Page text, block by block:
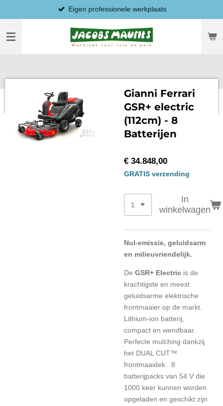
direct
naar
hoofdinhoud
Eigen professionele werkplaats
Gianni Ferrari
GSR+ electric
(112cm) - 8
Batterijen
€ 34.848,00
GRATIS verzending
In
winkelwagen
Nul-emissie, geluidsarm
en milieuvriendelijk.
De GSR+ Electric is de
krachtigste en meest
geluidsarme elektrische
frontmaaier op de markt.
Lithium-ion batterij,
compact en wendbaar.
Perfecte mulching dankzij
het DUAL CUT™
frontmaaidek. 8
batterijpacks van 54 V die
1000 keer kunnen worden
opgeladen en geschikt zijn